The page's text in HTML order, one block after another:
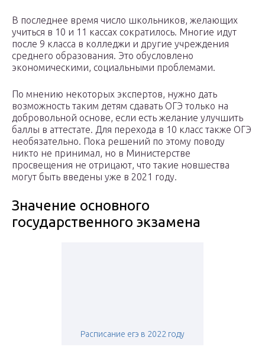
В последнее время число школьников, желающих
учиться в 10 и 11 кассах сократилось. Многие идут
после 9 класса в колледжи и другие учреждения
среднего образования. Это обусловлено
экономическими, социальными проблемами.
По мнению некоторых экспертов, нужно дать
возможность таким детям сдавать ОГЭ только на
добровольной основе, если есть желание улучшить
баллы в аттестате. Для перехода в 10 класс также ОГЭ
необязательно. Пока решений по этому поводу
никто не принимал, но в Министерстве
просвещения не отрицают, что такие новшества
могут быть введены уже в 2021 году.
Значение основного
государственного экзамена
Расписание егэ в 2022 году